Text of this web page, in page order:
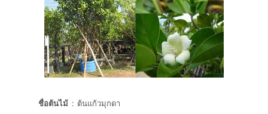
ชื่อต้นไม้ : ต้นแก้วมุกดา